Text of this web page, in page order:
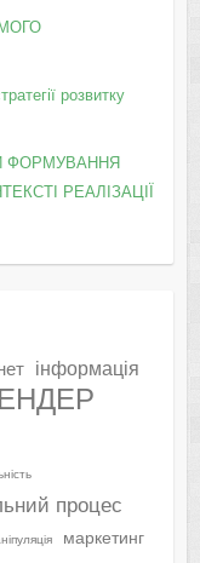
розвитку
ФОРМУВАННЯ
РЕАЛІЗАЦІЇ
інформація
процес
маркетинг